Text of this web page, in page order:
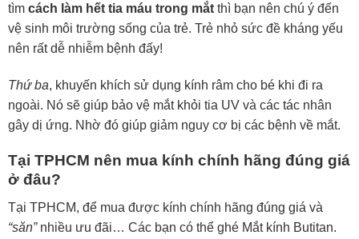
tìm cách làm hết tia máu trong mắtthì bạn nên chú ý đến
vệ sinh môi trường sống của trẻ. Trẻ nhỏ sức đề kháng yếu
nên rất dễ nhiễm bệnh đấy!
Thứ ba, khuyến khích sử dụng kính râm cho bé khi đi ra
ngoài. Nó sẽ giúp bảo vệ mắt khỏi tia UV và các tác nhân
gây dị ứng. Nhờ đó giúp giảm nguy cơ bị các bệnh về mắt.
Tại TPHCM nên mua kính chính hãng đúng giá
ở đâu?
Tại TPHCM, để mua được kính chính hãng đúng giá và
“săn”nhiều ưu đãi… Các bạn có thể ghé Mắt kính Butitan.